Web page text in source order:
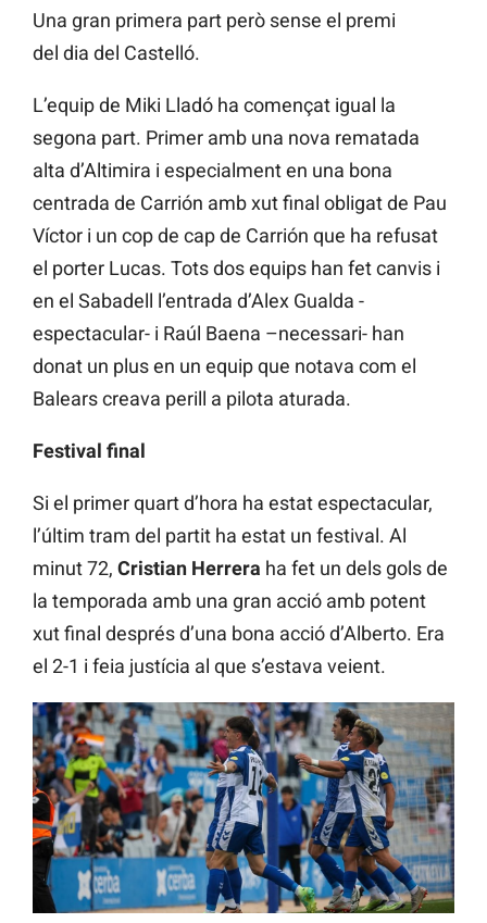
Una gran primera part però sense el premi
del dia del Castelló.
L’equip de Miki Lladó ha començat igual la
segona part. Primer amb una nova rematada
alta d’Altimira i especialment en una bona
centrada de Carrión amb xut final obligat de Pau
Víctor i un cop de cap de Carrión que ha refusat
el porter Lucas. Tots dos equips han fet canvis i
en el Sabadell l’entrada d’Alex Gualda -
espectacular- i Raúl Baena –necessari- han
donat un plus en un equip que notava com el
Balears creava perill a pilota aturada.
Festival final
Si el primer quart d’hora ha estat espectacular,
l’últim tram del partit ha estat un festival. Al
minut 72, Cristian Herrera ha fet un dels gols de
la temporada amb una gran acció amb potent
xut final després d’una bona acció d’Alberto. Era
el 2-1 i feia justícia al que s’estava veient.